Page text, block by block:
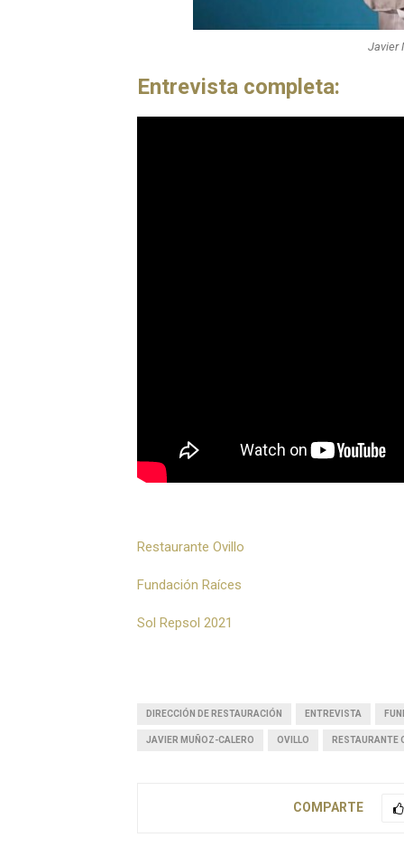
Javier
Entrevista completa:
Restaurante Ovillo
Fundación Raíces
Sol Repsol 2021
DIRECCIÓN DE RESTAURACIÓN ENTREVISTA
JAVIER MUÑOZ-CALERO OVILLO RESTAURANTE
COMPARTE